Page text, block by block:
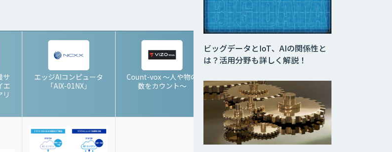
サ
エ
リ
エッジAIコンピュータ
「AIX-01NX」
Count-vox 〜人や物の
数をカウント〜
ゲームを操作〜
ビッグデータとIoT、AIの関係性と
は？活用分野も詳しく解説！